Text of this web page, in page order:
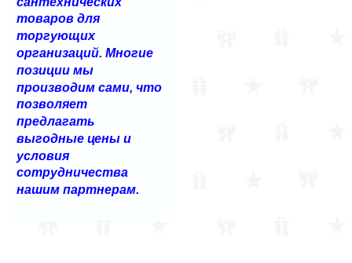
товаров для
торгующих
организаций. Многие
позиции мы
производим сами, что
позволяет
предлагать
выгодные цены и
условия
сотрудничества
нашим партнерам.